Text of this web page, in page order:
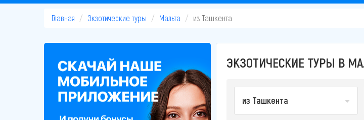
Главная Экзотические туры Мальта из Ташкента
ЭКЗОТИЧЕСКИЕ ТУРЫ В
из Ташкента